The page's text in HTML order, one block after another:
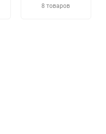
8 товаров